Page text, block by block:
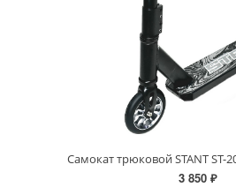
Самокат трюковой STANT
3 850 ₽